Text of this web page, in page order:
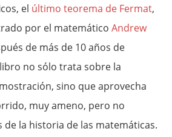
el último teorema de Fermat,
por el matemáticoAndrew
de más de 10 años de
no sólo trata sobre la
sino que aprovecha
muy ameno, pero no
de la historia de las matemáticas.